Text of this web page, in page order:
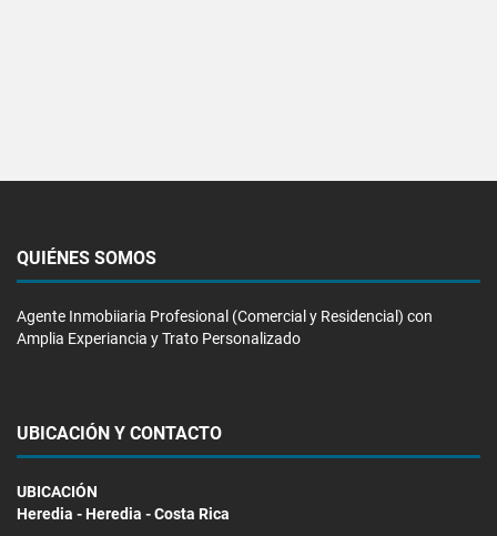
QUIÉNES SOMOS
Agente Inmobiiaria Profesional (Comercial y Residencial) con
Amplia Experiancia y Trato Personalizado
UBICACIÓN Y CONTACTO
UBICACIÓN
Heredia - Heredia - Costa Rica